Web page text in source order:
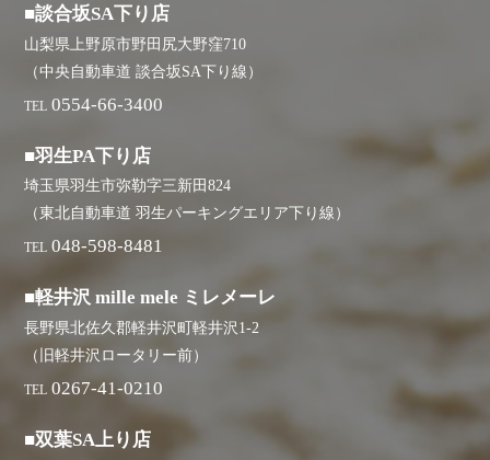
■談合坂SA下り店
山梨県上野原市野田尻大野窪710
（中央自動車道 談合坂SA下り線）
TEL 0554-66-3400
■羽生PA下り店
埼玉県羽生市弥勒字三新田824
（東北自動車道 羽生パーキングエリア下り線）
TEL 048-598-8481
■軽井沢 mille mele ミレメーレ
長野県北佐久郡軽井沢町軽井沢1-2
（旧軽井沢ロータリー前）
TEL 0267-41-0210
■双葉SA上り店